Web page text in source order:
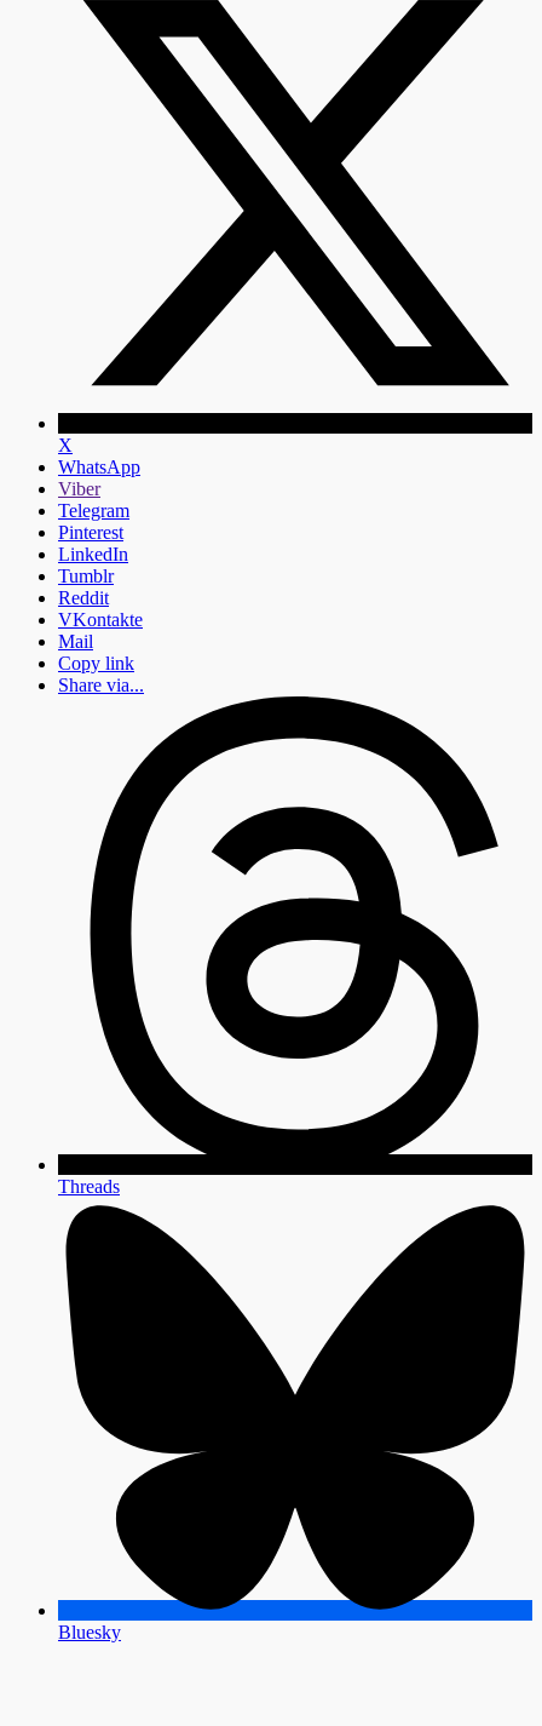
X
WhatsApp
Viber
Telegram
Pinterest
LinkedIn
Tumblr
Reddit
VKontakte
Mail
Copy link
Share via...
Threads
Bluesky